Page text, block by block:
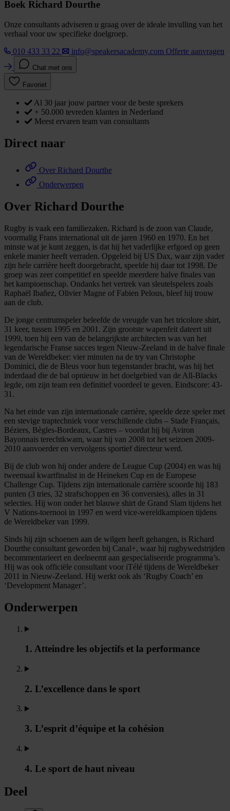
Boek Richard Dourthe
Onze consultants adviseren u graag over de ideale invulling van het
verhaal voor uw specifieke doelgroep.
010 433 33 22
info@speakersacademy.com Offerte aanvragen
Chat met ons
Favoriet
Al 30 jaar jouw partner voor de beste sprekers
+ 50.000 tevreden klanten in Nederland
Meest ervaren team van consultants
Direct naar
Over Richard Dourthe
Onderwerpen
Over Richard Dourthe
Rugby is vaak een familiezaken. Richard is de zoon van Claude,
voormalig Frans international uit de jaren 1960 en 1970. En het
minste wat je kunt zeggen, is dat hij het vaderlijke erfgoed op geen
enkele manier heeft verraden. Opgeleid bij US Dax, waar zijn vader
zijn hele carrière heeft doorgebracht, speelde hij daar tot 1998. De
groep was zeer competitief en speelde meerdere halve finales van
het kampioenschap. Ondanks het vertrek van sleutelspelers zoals
Raphaël Ibañez, Olivier Magne of Fabien Pelous, bleef hij trouw
aan de club.
De jonge centrumspeler beleefde de vreugde van het tricolore shirt,
31 keer, tussen 1995 en 2001. Zijn grootste wapenfeit dateert uit
1999, toen hij een van de belangrijkste architecten was van het
legendarische Franse succes tegen Nieuw-Zeeland in de halve finale
van de Wereldbeker: vier minuten na de try van Christophe
Dominici, die de Bleus voor hun tegenstander bracht, was hij het
inderdaad die de bal opnieuw in het doelgebied van de All-Blacks
legde, om zijn team een definitief voordeel te geven. Eindscore: 43-
31.
Na het einde van zijn internationale carrière, speelde deze speler met
een stevige traptechniek voor verschillende clubs – Stade Français,
Béziers, Bègles-Bordeaux, Castres – voordat hij bij Aviron
Bayonnais terechtkwam, waar hij van 2008 tot het seizoen 2009-
2010 aanvoerder en vervolgens sportief directeur werd.
Bij de club won hij onder andere de League Cup (2004) en was hij
tweemaal kwartfinalist in de Heineken Cup en de Europese
Challenge Cup. Tijdens zijn internationale carrière scoorde hij 183
punten (3 tries, 32 strafschoppen en 36 conversies), alles in 31
selecties. Hij won onder het blauwe shirt de Grand Slam tijdens het
V Nations-toernooi in 1997 en werd vice-wereldkampioen tijdens
de Wereldbeker van 1999.
Sinds hij zijn schoenen aan de wilgen heeft gehangen, is Richard
Dourthe consultant geworden bij Canal+, waar hij rugbywedstrijden
becommentarieert en deelneemt aan gespecialiseerde programma’s.
Hij was ook officiële consultant voor iTélé tijdens de Wereldbeker
2011 in Nieuw-Zeeland. Hij werkt ook als ‘Rugby Coach’ en
‘Development Manager’.
Onderwerpen
1. Atteindre les objectifs et la performance
2. L’excellence dans le sport
3. L’esprit d’équipe et la cohésion
4. Le sport de haut niveau
Deel